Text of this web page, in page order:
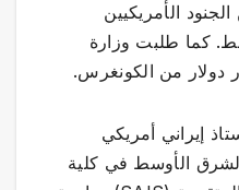
الأمريكيين
كما طلبت وزارة
إيراني أمريكي
الأوسط في كلية